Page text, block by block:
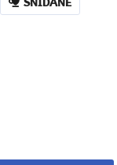
SNÍDANĚ